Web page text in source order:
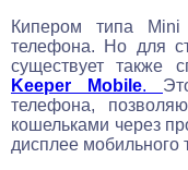
Кипером типа
телефона. Но для
существует также
Keeper Mobile.
телефона,
кошельками через
дисплее